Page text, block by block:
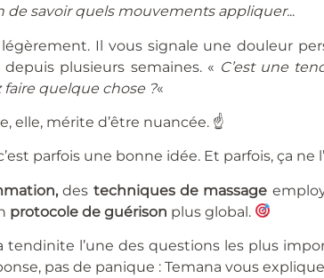
de savoir quels mouvements appliquer...
Il vous signale une douleur
plusieurs semaines. « C’est une
quelque chose ?«
elle, mérite d’être nuancée. ☝️
parfois une bonne idée. Et parfois, ça ne
des techniques de massage
protocole de guérison plus global.
l’une des questions les plus
pas de panique : Temana vous